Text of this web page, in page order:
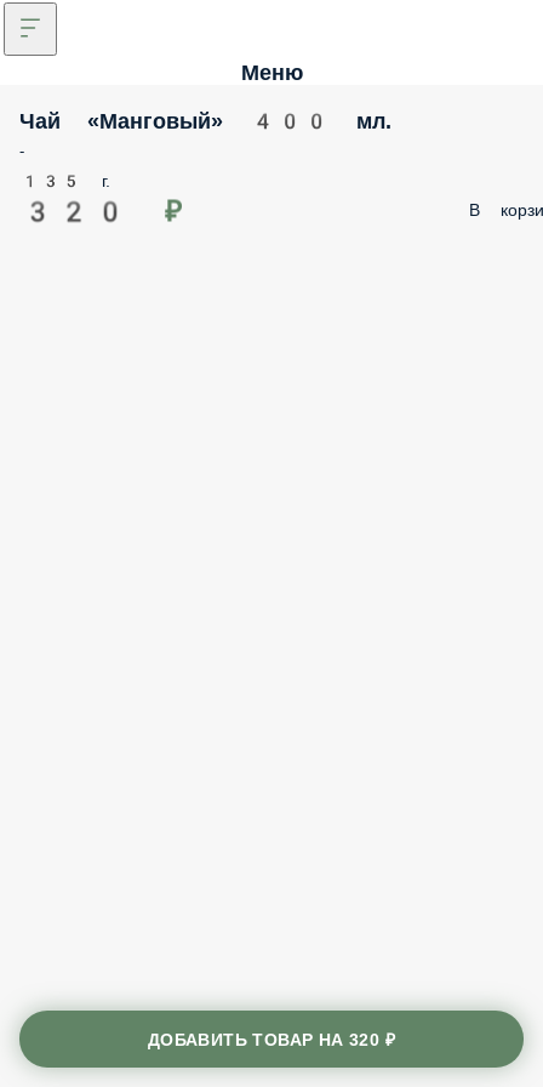
Меню
Чай «Манговый» 400 мл.
-
135 г.
320 ₽ В
ДОБАВИТЬ ТОВАР НА320 ₽